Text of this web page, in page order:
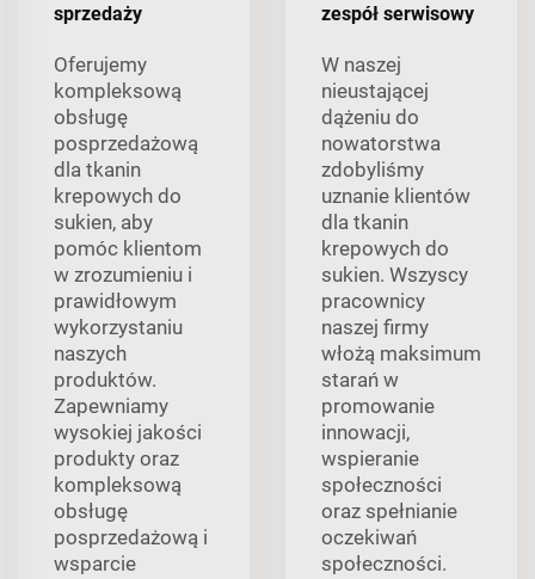
sprzedaży
Oferujemy
kompleksową
obsługę
posprzedażową
dla tkanin
krepowych do
sukien, aby
pomóc klientom
w zrozumieniu i
prawidłowym
wykorzystaniu
naszych
produktów.
Zapewniamy
wysokiej jakości
produkty oraz
kompleksową
obsługę
posprzedażową i
wsparcie
zespół serwisowy
W naszej
nieustającej
dążeniu do
nowatorstwa
zdobyliśmy
uznanie klientów
dla tkanin
krepowych do
sukien. Wszyscy
pracownicy
naszej firmy
włożą maksimum
starań w
promowanie
innowacji,
wspieranie
społeczności
oraz spełnianie
oczekiwań
społeczności.